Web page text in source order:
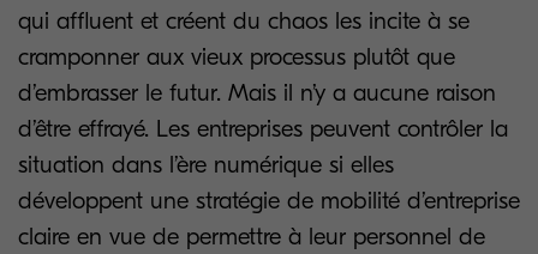
qui affluent et créent du chaos les incite à se
cramponner aux vieux processus plutôt que
d’embrasser le futur. Mais il n’y a aucune raison
d’être effrayé. Les entreprises peuvent contrôler la
situation dans l’ère numérique si elles
développent une stratégie de mobilité d’entreprise
claire en vue de permettre à leur personnel de